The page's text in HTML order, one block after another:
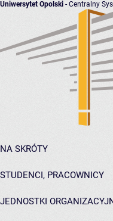
Uniwersytet Opolski - Centralny
NA SKRÓTY
STUDENCI, PRACOWNICY
JEDNOSTKI